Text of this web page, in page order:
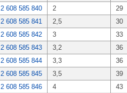
2 608 585 840
2 29
2 608 585 841
2,5 30
2 608 585 842
3 33
2 608 585 843
3,2 36
2 608 585 844
3,3 36
2 608 585 845
3,5 39
2 608 585 846
4 43